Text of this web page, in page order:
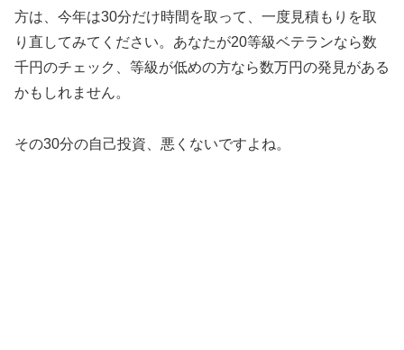
方は、今年は30分だけ時間を取って、一度見積もりを取
り直してみてください。あなたが20等級ベテランなら数
千円のチェック、等級が低めの方なら数万円の発見がある
かもしれません。
その30分の自己投資、悪くないですよね。